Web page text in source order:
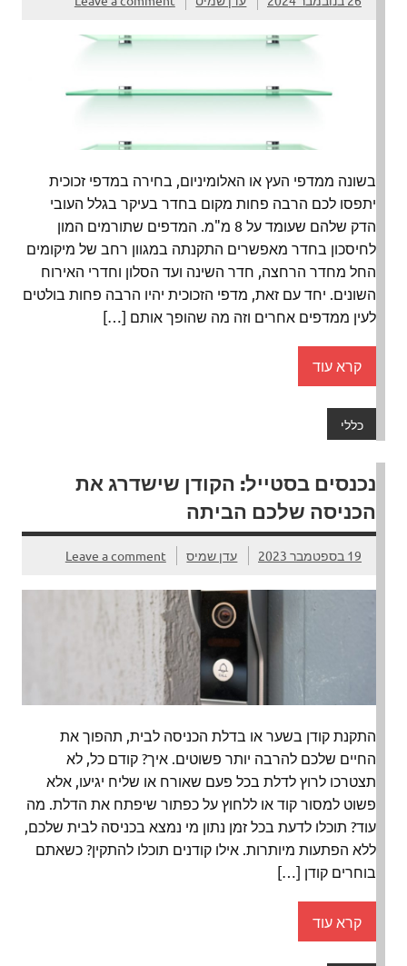
בשונה ממדפי העץ או האלומיניום, בחירה במדפי זכוכית
יתפסו לכם הרבה פחות מקום בחדר בעיקר בגלל העובי
הדק שלהם שעומד על 8 מ"מ. המדפים שתורמים המון
לחיסכון בחדר מאפשרים התקנתה במגוון רחב של מיקומים
החל מחדר הרחצה, חדר השינה ועד הסלון וחדרי האירוח
השונים. יחד עם זאת, מדפי הזכוכית יהיו הרבה פחות בולטים
לעין ממדפים אחרים וזה מה שהופך אותם […]
קרא עוד
כללי
נכנסים בסטייל: הקודן שישדרג את
הכניסה שלכם הביתה
19 בספטמבר 2023 עדן שמיס Leave a comment
התקנת קודן בשער או בדלת הכניסה לבית, תהפוך את
החיים שלכם להרבה יותר פשוטים. איך? קודם כל, לא
תצטרכו לרוץ לדלת בכל פעם שאורח או שליח יגיעו, אלא
פשוט למסור קוד או ללחוץ על כפתור שיפתח את הדלת. מה
עוד? תוכלו לדעת בכל זמן נתון מי נמצא בכניסה לבית שלכם,
ללא הפתעות מיותרות. אילו קודנים תוכלו להתקין? כשאתם
בוחרים קודן […]
קרא עוד